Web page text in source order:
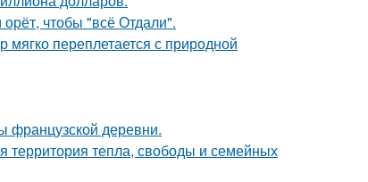
чтобы "всё Отдали".
мягко переплетается с природной
французской деревни.
территория тепла, свободы и семейных